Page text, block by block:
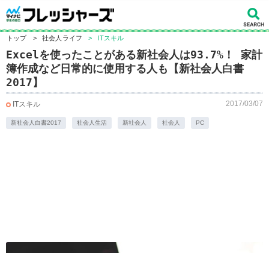
トップ > 社会人ライフ > ITスキル
Excelを使ったことがある新社会人は93.7%！ 家計
簿作成など日常的に使用する人も【新社会人白書
2017】
ITスキル 2017/03/07
新社会人白書2017 社会人生活 新社会人 社会人 PC